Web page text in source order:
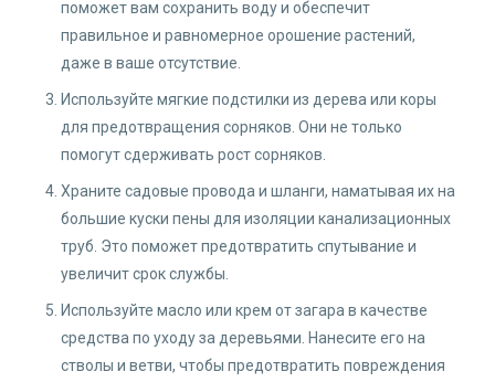
поможет вам сохранить воду и обеспечит
правильное и равномерное орошение растений,
даже в ваше отсутствие.
Используйте мягкие подстилки из дерева или коры
для предотвращения сорняков. Они не только
помогут сдерживать рост сорняков.
Храните садовые провода и шланги, наматывая их на
большие куски пены для изоляции канализационных
труб. Это поможет предотвратить спутывание и
увеличит срок службы.
Используйте масло или крем от загара в качестве
средства по уходу за деревьями. Нанесите его на
стволы и ветви, чтобы предотвратить повреждения